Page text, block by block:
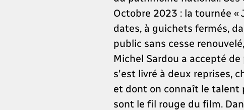
Octobre 2023 : la tournée «
dates, à guichets fermés,
public sans cesse
Michel Sardou a accepté
s'est livré à deux reprises,
et dont on connaît le talent
sont le fil rouge du film.